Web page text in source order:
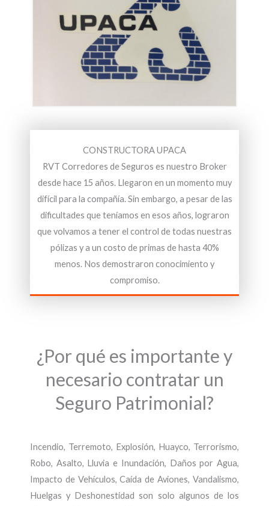
CONSTRUCTORA UPACA
RVT Corredores de Seguros es nuestro Broker
desde hace 15 años. Llegaron en un momento muy
difícil para la compañía. Sin embargo, a pesar de las
dificultades que teníamos en esos años, lograron
que volvamos a tener el control de todas nuestras
pólizas y a un costo de primas de hasta 40%
menos. Nos demostraron conocimiento y
compromiso.
¿Por qué es importante y
necesario contratar un
Seguro Patrimonial?
Incendio, Terremoto, Explosión, Huayco, Terrorismo,
Robo, Asalto, Lluvia e Inundación, Daños por Agua,
Impacto de Vehículos, Caída de Aviones, Vandalismo,
Huelgas y Deshonestidad son solo algunos de los